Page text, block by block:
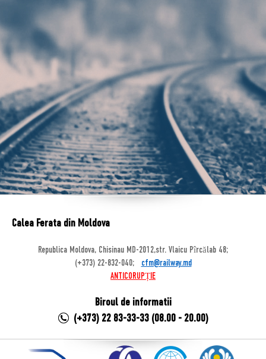
Calea Ferata din Moldova
Republica Moldova, Chisinau MD-2012,str. Vlaicu Pîrcălab 48;
(+373) 22-832-040;
cfm@railway.md
ANTICORUPȚIE
Biroul de informatii
(+373) 22 83-33-33 (08.00 - 20.00)